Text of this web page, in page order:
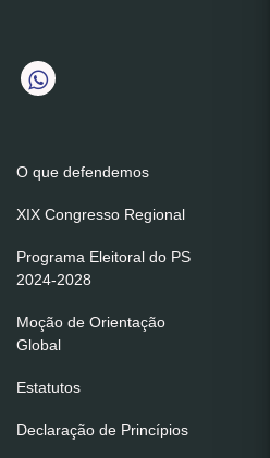
O que defendemos
XIX Congresso Regional
Programa Eleitoral do PS
2024-2028
Moção de Orientação
Global
Estatutos
Declaração de Princípios